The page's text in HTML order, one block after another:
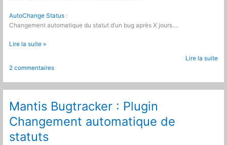
AutoChange Status :
Changement automatique du statut d’un bug après X jours.…
Sortie
bugtracker
1.3
:
Mise
à
jour
mes
Lire la suite »
Lire la suite
2 commentaires
Mantis Bugtracker : Plugin
Changement automatique de
statuts